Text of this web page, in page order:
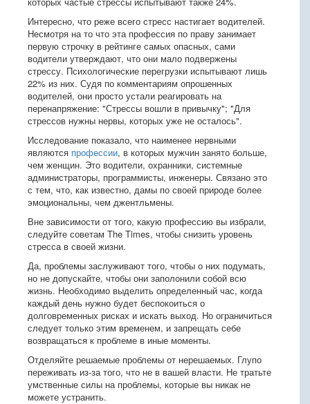
Интересно, что реже всего стресс настигает водителей.
Несмотря на то что эта профессия по праву занимает
первую строчку в рейтинге самых опасных, сами
водители утверждают, что они мало подвержены
стрессу. Психологические перегрузки испытывают лишь
22% из них. Судя по комментариям опрошенных
водителей, они просто устали реагировать на
перенапряжение: "Стрессы вошли в привычку"; "Для
стрессов нужны нервы, которых уже не осталось".
Исследование показало, что наименее нервными
являются профессии, в которых мужчин занято больше,
чем женщин. Это водители, охранники, системные
администраторы, программисты, инженеры. Связано это
с тем, что, как известно, дамы по своей природе более
эмоциональны, чем джентльмены.
Вне зависимости от того, какую профессию вы избрали,
следуйте советам The Times, чтобы снизить уровень
стресса в своей жизни.
Да, проблемы заслуживают того, чтобы о них подумать,
но не допускайте, чтобы они заполонили собой всю
жизнь. Необходимо выделить определенный час, когда
каждый день нужно будет беспокоиться о
долговременных рисках и искать выход. Но ограничиться
следует только этим временем, и запрещать себе
возвращаться к проблеме в иные моменты.
Отделяйте решаемые проблемы от нерешаемых. Глупо
переживать из-за того, что не в вашей власти. Не тратьте
умственные силы на проблемы, которые вы никак не
можете устранить.